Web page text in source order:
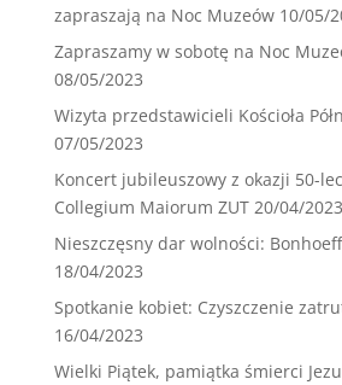
zapraszają na Noc Muzeów 10/05/
Zapraszamy w sobotę na Noc
08/05/2023
Wizyta przedstawicieli Kościoła
07/05/2023
Koncert jubileuszowy z okazji 50-
Collegium Maiorum ZUT 20/04/2023
Nieszczęsny dar wolności:
18/04/2023
Spotkanie kobiet: Czyszczenie
16/04/2023
Wielki Piątek, pamiątka śmierci